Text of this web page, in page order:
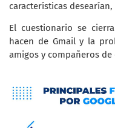
características desearían,
El cuestionario se
hacen de Gmail y la
amigos y compañeros de